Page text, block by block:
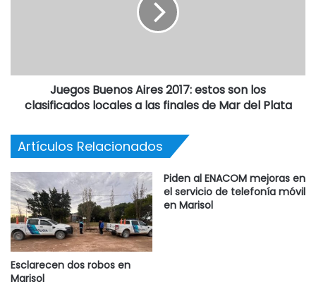
Juegos Buenos Aires 2017: estos son los
clasificados locales a las finales de Mar del Plata
Artículos Relacionados
Esclarecen dos robos en
Marisol
Piden al ENACOM mejoras en
el servicio de telefonía móvil
en Marisol